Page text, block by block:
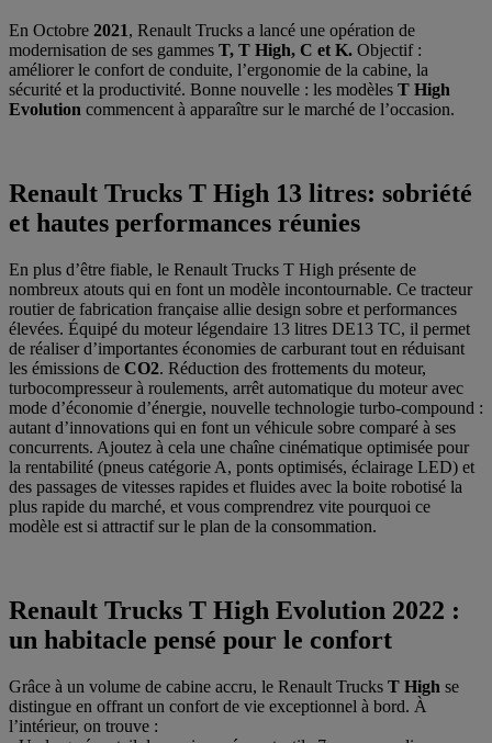
En Octobre 2021, Renault Trucks a lancé une opération de
modernisation de ses gammes T, T High, C et K. Objectif :
améliorer le confort de conduite, l’ergonomie de la cabine, la
sécurité et la productivité. Bonne nouvelle : les modèles T High
Evolution commencent à apparaître sur le marché de l’occasion.
Renault Trucks T High 13 litres: sobriété
et hautes performances réunies
En plus d’être fiable, le Renault Trucks T High présente de
nombreux atouts qui en font un modèle incontournable. Ce tracteur
routier de fabrication française allie design sobre et performances
élevées. Équipé du moteur légendaire 13 litres DE13 TC, il permet
de réaliser d’importantes économies de carburant tout en réduisant
les émissions de CO2. Réduction des frottements du moteur,
turbocompresseur à roulements, arrêt automatique du moteur avec
mode d’économie d’énergie, nouvelle technologie turbo-compound :
autant d’innovations qui en font un véhicule sobre comparé à ses
concurrents. Ajoutez à cela une chaîne cinématique optimisée pour
la rentabilité (pneus catégorie A, ponts optimisés, éclairage LED) et
des passages de vitesses rapides et fluides avec la boite robotisé la
plus rapide du marché, et vous comprendrez vite pourquoi ce
modèle est si attractif sur le plan de la consommation.
Renault Trucks T High Evolution 2022 :
un habitacle pensé pour le confort
Grâce à un volume de cabine accru, le Renault Trucks T High se
distingue en offrant un confort de vie exceptionnel à bord. À
l’intérieur, on trouve :